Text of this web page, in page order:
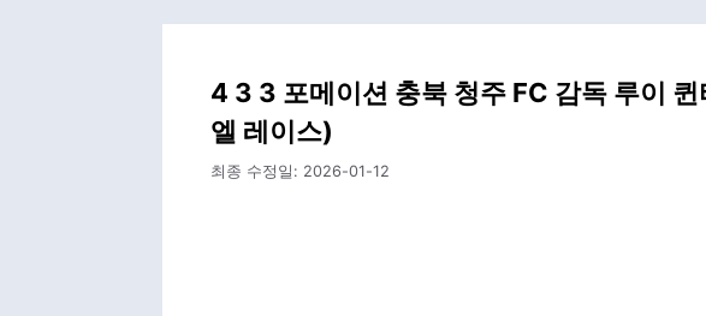
4 3 3 포메이션 충북 청주 FC 감독 루이
엘 레이스)
최종 수정일: 2026-01-12